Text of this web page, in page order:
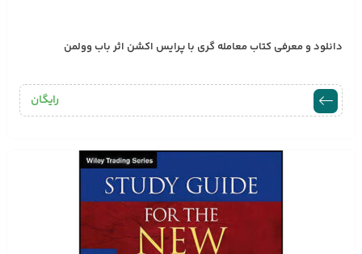
دانلود و معرفی کتاب معامله گری با پرایس اکشن اثر باب وولمن
رایگان